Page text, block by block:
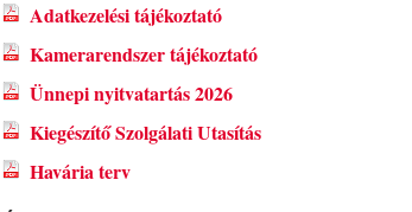
Adatkezelési tájékoztató
Kamerarendszer tájékoztató
Ünnepi nyitvatartás 2026
Kiegészítő Szolgálati Utasítás
Havária terv